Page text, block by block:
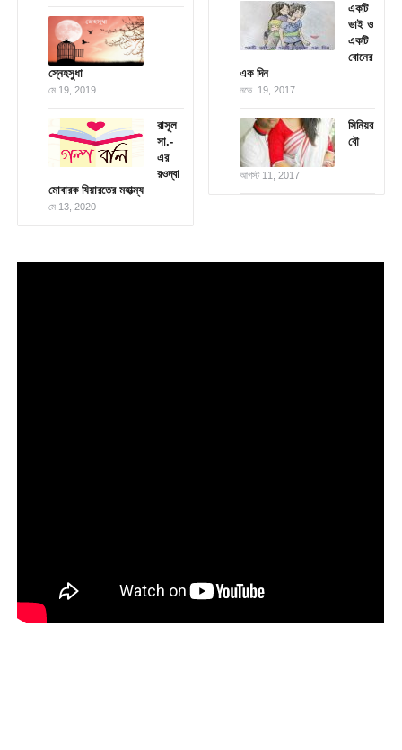
স্নেহসুধা
মে 19, 2019
রাসূল
সা.-
এর
রওদ্বা
মোবারক যিয়ারতের মহাত্ম্য
মে 13, 2020
একটি
ভাই ও
একটি
বোনের
এক দিন
নভে. 19, 2017
সিনিয়র
বৌ
আগস্ট 11, 2017